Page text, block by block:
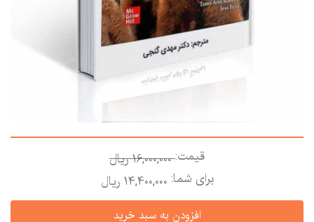
قیمت:16,000,000 ريال
برای شما:14,400,000 ريال